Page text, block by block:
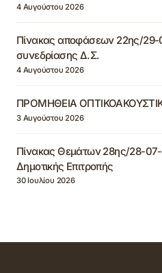
4 Αυγούστου 2026
Πίνακας αποφάσεων 22ης/29-
συνεδρίασης Δ.Σ.
4 Αυγούστου 2026
ΠΡΟΜΗΘΕΙΑ
3 Αυγούστου 2026
Πίνακας Θεμάτων 28ης/28-
Δημοτικής Επιτροπής
30 Ιουλίου 2026